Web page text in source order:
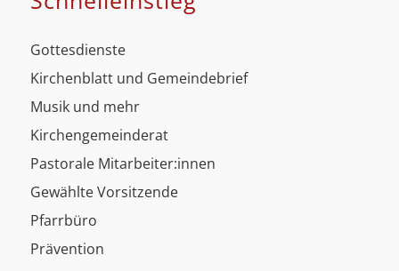
Gottesdienste
Kirchenblatt und Gemeindebrief
Musik und mehr
Kirchengemeinderat
Pastorale Mitarbeiter:innen
Gewählte Vorsitzende
Pfarrbüro
Prävention